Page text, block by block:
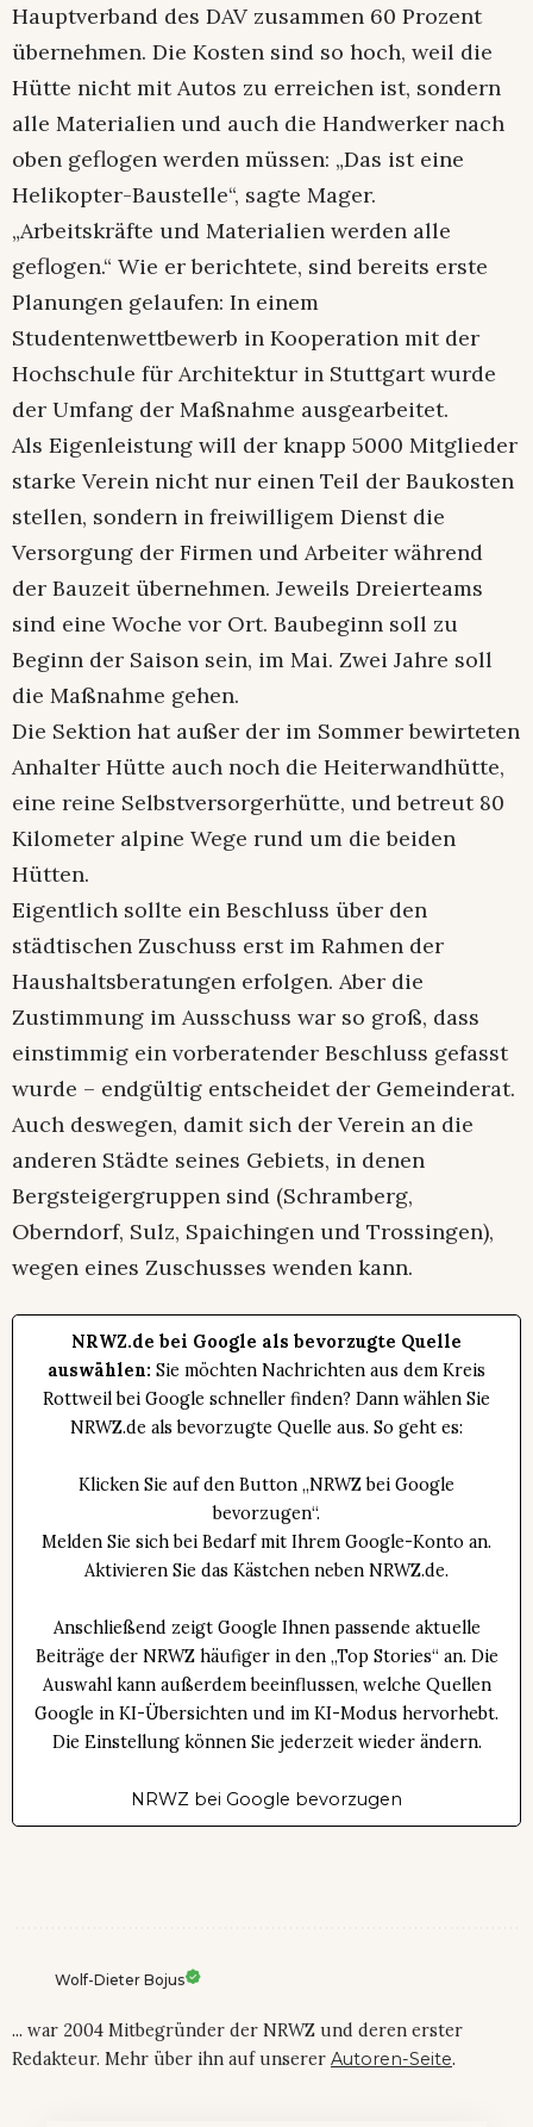
Hauptverband des DAV zusammen 60 Prozent
übernehmen. Die Kosten sind so hoch, weil die
Hütte nicht mit Autos zu erreichen ist, sondern
alle Materialien und auch die Handwerker nach
oben geflogen werden müssen: „Das ist eine
Helikopter-Baustelle“, sagte Mager.
„Arbeitskräfte und Materialien werden alle
geflogen.“ Wie er berichtete, sind bereits erste
Planungen gelaufen: In einem
Studentenwettbewerb in Kooperation mit der
Hochschule für Architektur in Stuttgart wurde
der Umfang der Maßnahme ausgearbeitet.
Als Eigenleistung will der knapp 5000 Mitglieder
starke Verein nicht nur einen Teil der Baukosten
stellen, sondern in freiwilligem Dienst die
Versorgung der Firmen und Arbeiter während
der Bauzeit übernehmen. Jeweils Dreierteams
sind eine Woche vor Ort. Baubeginn soll zu
Beginn der Saison sein, im Mai. Zwei Jahre soll
die Maßnahme gehen.
Die Sektion hat außer der im Sommer bewirteten
Anhalter Hütte auch noch die Heiterwandhütte,
eine reine Selbstversorgerhütte, und betreut 80
Kilometer alpine Wege rund um die beiden
Hütten.
Eigentlich sollte ein Beschluss über den
städtischen Zuschuss erst im Rahmen der
Haushaltsberatungen erfolgen. Aber die
Zustimmung im Ausschuss war so groß, dass
einstimmig ein vorberatender Beschluss gefasst
wurde – endgültig entscheidet der Gemeinderat.
Auch deswegen, damit sich der Verein an die
anderen Städte seines Gebiets, in denen
Bergsteigergruppen sind (Schramberg,
Oberndorf, Sulz, Spaichingen und Trossingen),
wegen eines Zuschusses wenden kann.
NRWZ.de bei Google als bevorzugte Quelle
auswählen: Sie möchten Nachrichten aus dem Kreis
Rottweil bei Google schneller finden? Dann wählen Sie
NRWZ.de als bevorzugte Quelle aus. So geht es:
Klicken Sie auf den Button „NRWZ bei Google
bevorzugen“.
Melden Sie sich bei Bedarf mit Ihrem Google-Konto an.
Aktivieren Sie das Kästchen neben NRWZ.de.
Anschließend zeigt Google Ihnen passende aktuelle
Beiträge der NRWZ häufiger in den „Top Stories“ an. Die
Auswahl kann außerdem beeinflussen, welche Quellen
Google in KI-Übersichten und im KI-Modus hervorhebt.
Die Einstellung können Sie jederzeit wieder ändern.
NRWZ bei Google bevorzugen
Wolf-Dieter Bojus
... war 2004 Mitbegründer der NRWZ und deren erster
Redakteur. Mehr über ihn auf unserer Autoren-Seite.